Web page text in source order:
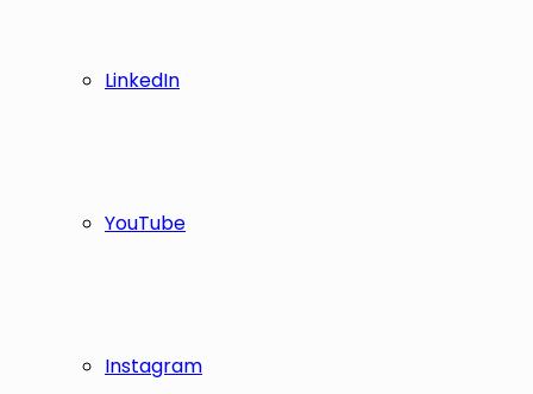
LinkedIn
YouTube
Instagram